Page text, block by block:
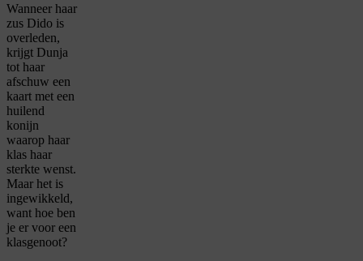
Wanneer haar
zus Dido is
overleden,
krijgt Dunja
tot haar
afschuw een
kaart met een
huilend
konijn
waarop haar
klas haar
sterkte wenst.
Maar het is
ingewikkeld,
want hoe ben
je er voor een
klasgenoot?